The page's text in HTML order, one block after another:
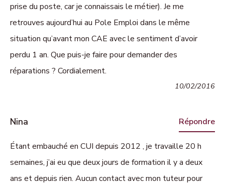
prise du poste, car je connaissais le métier). Je me
retrouves aujourd’hui au Pole Emploi dans le même
situation qu’avant mon CAE avec le sentiment d’avoir
perdu 1 an. Que puis-je faire pour demander des
réparations ? Cordialement.
10/02/2016
Nina Répondre
Étant embauché en CUI depuis 2012 , je travaille 20 h
semaines, j’ai eu que deux jours de formation il y a deux
ans et depuis rien. Aucun contact avec mon tuteur pour